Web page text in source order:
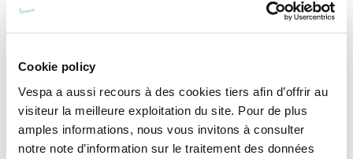
Cookie policy
Vespa a aussi recours à des cookies tiers afin d’offrir au
visiteur la meilleure exploitation du site. Pour de plus
amples informations, nous vous invitons à consulter
notre note d’information sur le traitement des données